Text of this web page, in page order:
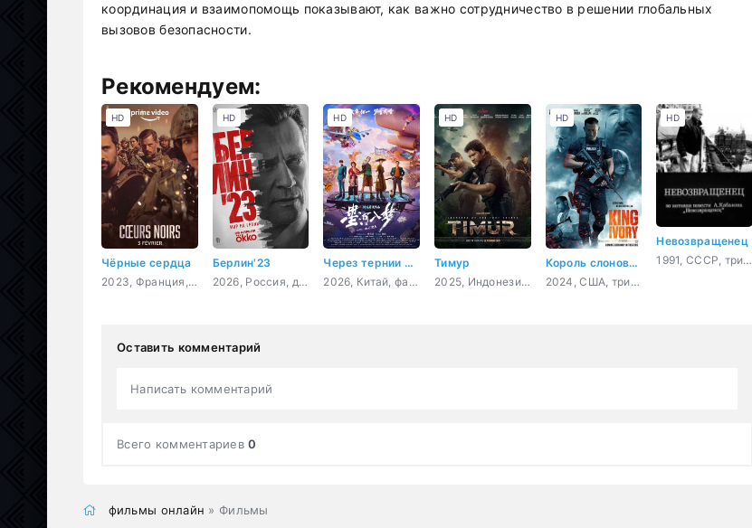
координация и взаимопомощь показывают, как важно сотрудничество в решении глобальных
вызовов безопасности.
Рекомендуем:
Чёрные сердца
2023, Франция, боевик, триллер, драма, приключения, военный
HD
Берлин'23
2026, Россия, детектив
HD
Через тернии к звёздам
2026, Китай, фантастика, боевик, приключения, комедия
HD
Тимур
2025, Индонезия, боевик
HD
Король слоновой кости
2024, США, триллер, драма, криминал
HD
Невозвращенец
1991, СССР, триллер, драма
HD
Оставить комментарий
Написать комментарий
Всего комментариев0
фильмы онлайн » Фильмы